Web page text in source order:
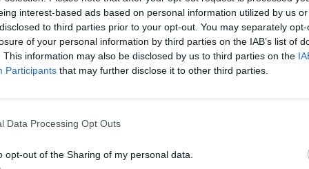
interest-based ads based on personal information utilized by us
to third parties prior to your opt-out. You may separately
of your personal information by third parties on the IAB’s list of
This information may also be disclosed by us to third parties on the
Participants that may further disclose it to other third parties.
Data Processing Opt Outs
opt-out of the Sharing of my personal data.
détendue
d’un toit pour l’ombre, les balancelles